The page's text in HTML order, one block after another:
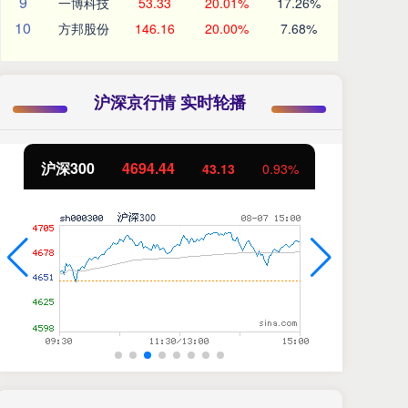
10 方邦股份 146.16 20.00% 7.68%
沪深京行情 实时轮播
北证50 1134.24 11.37 1.01%